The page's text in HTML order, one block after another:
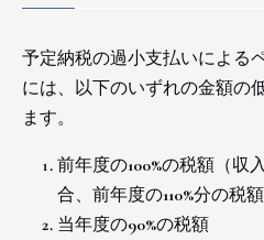
予定納税の過小支払いによる
には、以下のいずれの金額の
ます。
前年度の100%の税額（収
合、前年度の110%分の税額
当年度の90%の税額